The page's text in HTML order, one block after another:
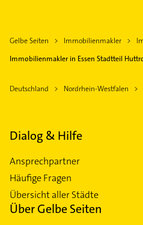
Gelbe Seiten Immobilienmakler
Immobilienmakler in Essen Stadtteil
Deutschland Nordrhein-Westfalen
Dialog & Hilfe
Ansprechpartner
Häufige Fragen
Übersicht aller Städte
Über Gelbe Seiten